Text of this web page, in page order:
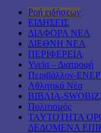
Ροή ειδήσεων
ΕΙΔΗΣΕΙΣ
ΔΙΑΦΟΡΑ ΝΕΑ
ΔΙΕΘΝΗ ΝΕΑ
ΠΕΡΙΦΕΡΕΙΑ
Υγεία – Διατροφή
Περιβάλλον-
Αθλητικά Νέα
ΒΙΒΛΙΑ-
Πολιτισμός
TAYTOTHTA
ΔΕΔΟΜΕΝΑ